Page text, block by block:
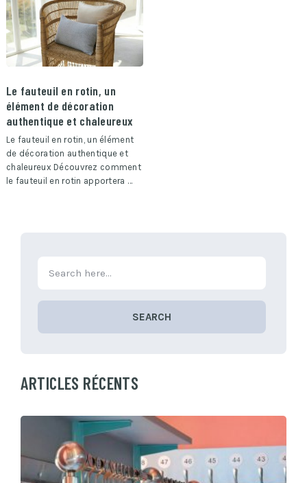
Le fauteuil en rotin, un
élément de décoration
authentique et chaleureux
Le fauteuil en rotin, un élément
de décoration authentique et
chaleureux Découvrez comment
le fauteuil en rotin apportera …
SEARCH
ARTICLES RÉCENTS